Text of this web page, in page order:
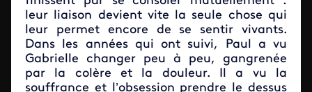
leur liaison devient vite la seule chose qui
leur permet encore de se sentir vivants.
Dans les années qui ont suivi, Paul a vu
Gabrielle changer peu à peu, gangrenée
par la colère et la douleur. Il a vu la
souffrance et l’obsession prendre le dessus